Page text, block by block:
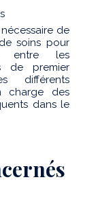
de
soins pour
entre les
de premier
différents
charge des
dans le